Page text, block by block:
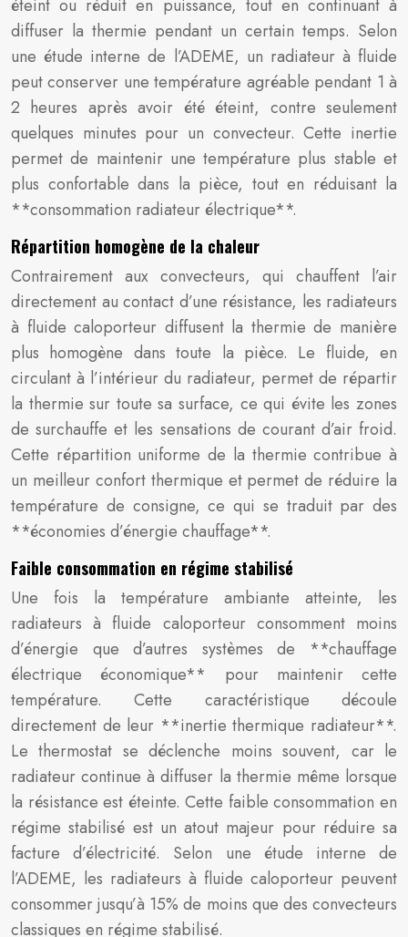
éteint ou réduit en puissance, tout en continuant à
diffuser la thermie pendant un certain temps. Selon
une étude interne de l’ADEME, un radiateur à fluide
peut conserver une température agréable pendant 1 à
2 heures après avoir été éteint, contre seulement
quelques minutes pour un convecteur. Cette inertie
permet de maintenir une température plus stable et
plus confortable dans la pièce, tout en réduisant la
**consommation radiateur électrique**.
Répartition homogène de la chaleur
Contrairement aux convecteurs, qui chauffent l’air
directement au contact d’une résistance, les radiateurs
à fluide caloporteur diffusent la thermie de manière
plus homogène dans toute la pièce. Le fluide, en
circulant à l’intérieur du radiateur, permet de répartir
la thermie sur toute sa surface, ce qui évite les zones
de surchauffe et les sensations de courant d’air froid.
Cette répartition uniforme de la thermie contribue à
un meilleur confort thermique et permet de réduire la
température de consigne, ce qui se traduit par des
**économies d’énergie chauffage**.
Faible consommation en régime stabilisé
Une fois la température ambiante atteinte, les
radiateurs à fluide caloporteur consomment moins
d’énergie que d’autres systèmes de **chauffage
électrique économique** pour maintenir cette
température. Cette caractéristique découle
directement de leur **inertie thermique radiateur**.
Le thermostat se déclenche moins souvent, car le
radiateur continue à diffuser la thermie même lorsque
la résistance est éteinte. Cette faible consommation en
régime stabilisé est un atout majeur pour réduire sa
facture d’électricité. Selon une étude interne de
l’ADEME, les radiateurs à fluide caloporteur peuvent
consommer jusqu’à 15% de moins que des convecteurs
classiques en régime stabilisé.